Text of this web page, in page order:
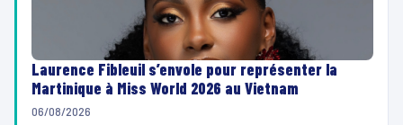
Laurence Fibleuil s’envole pour représenter la
Martinique à Miss World 2026 au Vietnam
06/08/2026